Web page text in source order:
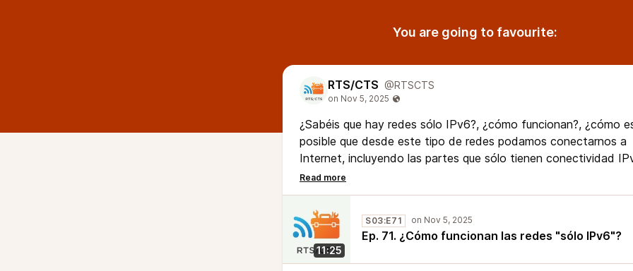
You are going to favourite:
RTS/CTS @RTSCTS
¿Sabéis que hay redes sólo IPv6?, ¿cómo funcionan?, ¿cómo
posible que desde este tipo de redes podamos conectarnos a
Internet, incluyendo las partes que sólo tienen conectividad
En este episodio os cuento como usando mecanismos como
DNS64, NAT64 y 464XLAT se consigue todo esto.
11:25
S03:E71
Ep. 71. ¿Cómo funcionan las redes "sólo IPv6"?